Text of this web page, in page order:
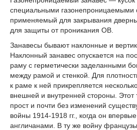
специальными газонепроницаемыми
применяемый для закрывания
для защиты от проникания ОВ.
Занавесы бывают наклонные и
Наклонный занавес опускается на
раму с герметически заделанными
между рамой и стенкой. Для
к раме к ней прикрепляется
внешней и внутренней стороны. Этот
прост и почти без изменений
войны 1914-1918 гг., когда он
англичанами. В ту же войну